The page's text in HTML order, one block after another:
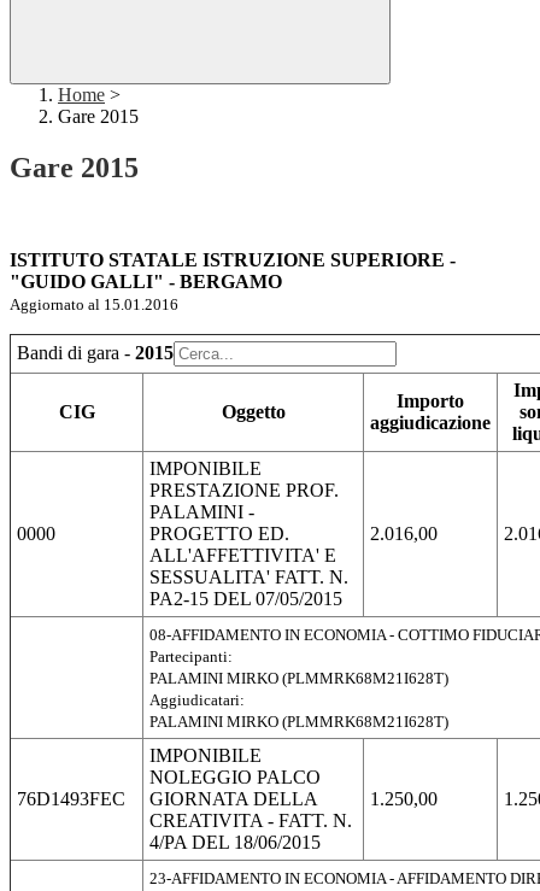
Home >
Gare 2015
Gare 2015
ISTITUTO STATALE ISTRUZIONE SUPERIORE -
"GUIDO GALLI" - BERGAMO
Aggiornato al 15.01.2016
Bandi di gara - 2015
CIG Oggetto
Importo
aggiudicazione
0000
IMPONIBILE
PRESTAZIONE PROF.
PALAMINI -
PROGETTO ED.
ALL'AFFETTIVITA' E
SESSUALITA' FATT. N.
PA2-15 DEL 07/05/2015
2.016,00
08-AFFIDAMENTO IN ECONOMIA - COTTIMO
Partecipanti:
PALAMINI MIRKO (PLMMRK68M21I628T)
Aggiudicatari:
PALAMINI MIRKO (PLMMRK68M21I628T)
76D1493FEC
IMPONIBILE
NOLEGGIO PALCO
GIORNATA DELLA
CREATIVITA - FATT. N.
4/PA DEL 18/06/2015
1.250,00
23-AFFIDAMENTO IN ECONOMIA - AFFIDAMENTO